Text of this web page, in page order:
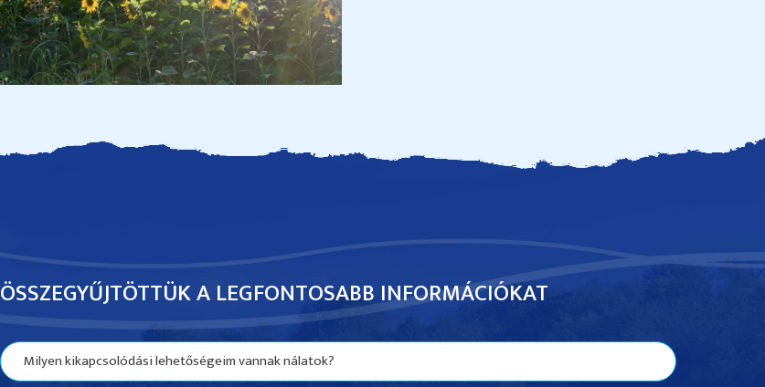
ÖSSZEGYŰJTÖTTÜK A LEGFONTOSABB INFORMÁCIÓKAT
Milyen kikapcsolódási lehetőségeim vannak nálatok?